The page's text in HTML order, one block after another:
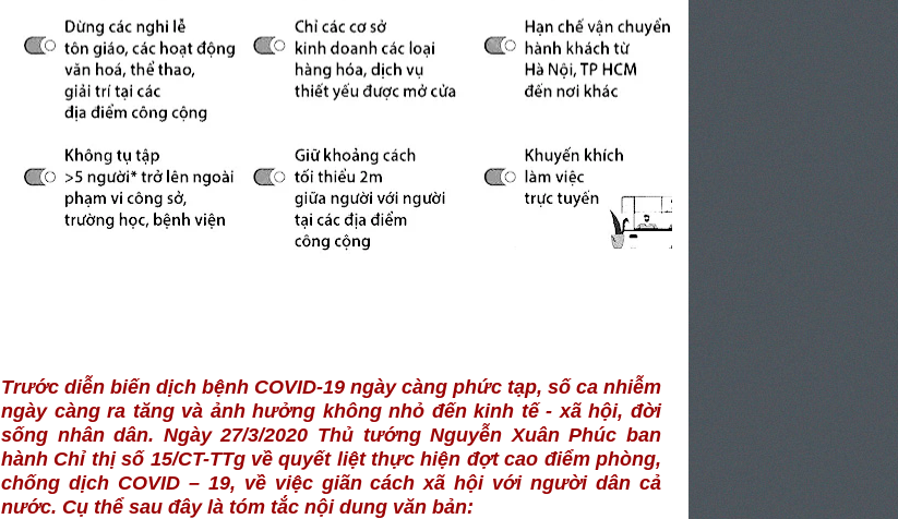
Trước diễn biến dịch bệnh COVID-19 ngày càng phức tạp, số ca nhiễm
ngày càng ra tăng và ảnh hưởng không nhỏ đến kinh tế - xã hội, đời
sống nhân dân. Ngày 27/3/2020 Thủ tướng Nguyễn Xuân Phúc ban
hành Chỉ thị số 15/CT-TTg về quyết liệt thực hiện đợt cao điểm phòng,
chống dịch COVID – 19, về việc giãn cách xã hội với người dân cả
nước. Cụ thể sau đây là tóm tắc nội dung văn bản: